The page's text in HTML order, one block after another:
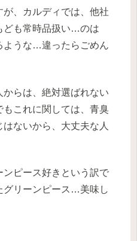
、カルディでは、他社
ども常時品扱い…のは
ような…違ったらごめん
らは、絶対選ばれない
これに関しては、青臭
ないから、大丈夫な人
ピース好きという訳で
グリーンピース…美味し